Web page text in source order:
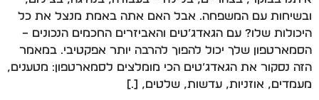
ובשיחות עם המשפחה. אבל האם אתה באמת מנצל את כל
היכולות שלו? עם הגאדג’טים והאביזרים החכמים הנכונים –
הסמארטפון שלך יכול להפוך להרבה יותר אפקטיבי. במאמר
הזה נסקור את הגאדג’טים הכי מומלצים לסמארטפון: מטענים,
מעמדים, אוזניות, עדשות, שלטים, […]